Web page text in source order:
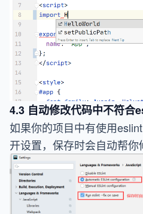
4.3 自动修改代码中不符合
如果你的项目中有使用
开设置，保存时会自动帮你